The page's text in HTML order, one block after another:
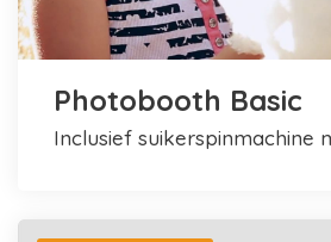
Photobooth Basic
inclusief suikerspinmachine